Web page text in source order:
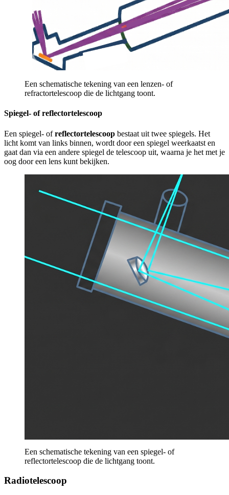
Een schematische tekening van een lenzen- of
refractortelescoop die de lichtgang toont.
Spiegel- of reflectortelescoop
Een spiegel- ofreflectortelescoop bestaat uit twee spiegels. Het
licht komt van links binnen, wordt door een spiegel weerkaatst en
gaat dan via een andere spiegel de telescoop uit, waarna je het met je
oog door een lens kunt bekijken.
Een schematische tekening van een spiegel- of
reflectortelescoop die de lichtgang toont.
Radiotelescoop